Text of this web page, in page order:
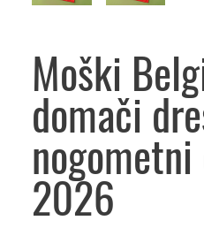
Moški
domači
nogometni
2026